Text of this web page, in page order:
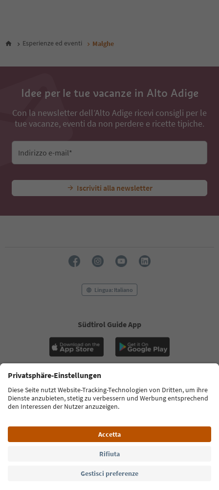
Esperienze ed eventi Malghe
Idee per le tue vacanze in Alto Adige
Con la newsletter dell’Alto Adige ricevi consigli per le
tue vacanze, eventi da non perdere e ricette tipiche.
Indirizzo e-mail*
Iscriviti alla newsletter
Lingua: Italiano
Südtirol Guide App
FAQ Contatti Press MICE
Privacy Policy
Termini e condizioni
Crediti
Cookie Policy
Alto Adige B2B